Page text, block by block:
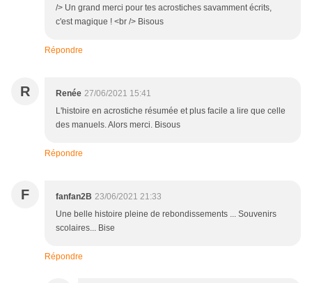
/> Un grand merci pour tes acrostiches savamment écrits,
c'est magique ! <br /> Bisous
Répondre
R Renée 27/06/2021 15:41
L'histoire en acrostiche résumée et plus facile a lire que celle
des manuels. Alors merci. Bisous
Répondre
F fanfan2B 23/06/2021 21:33
Une belle histoire pleine de rebondissements ... Souvenirs
scolaires... Bise
Répondre